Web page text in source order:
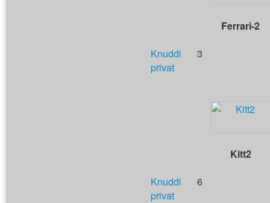
Ferrari-2
Knuddi
3
privat
Kitt2
Knuddi
6
privat